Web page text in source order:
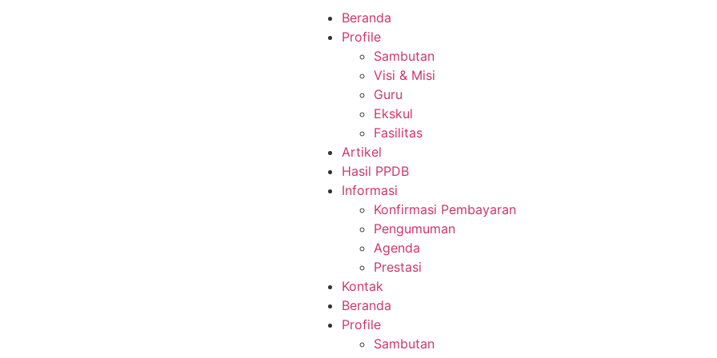
Beranda
Profile
Sambutan
Visi & Misi
Guru
Ekskul
Fasilitas
Artikel
Hasil PPDB
Informasi
Konfirmasi Pembayaran
Pengumuman
Agenda
Prestasi
Kontak
Beranda
Profile
Sambutan